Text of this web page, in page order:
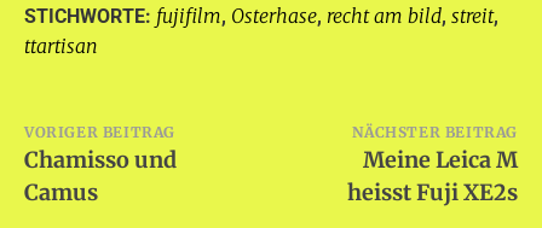
STICHWORTE: fujifilm, Osterhase, recht am bild, streit,
ttartisan
Beitragsnavigation
VORIGER BEITRAG
Chamisso und
Camus
NÄCHSTER BEITRAG
Meine Leica M
heisst Fuji XE2s